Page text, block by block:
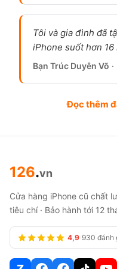
trọng. Cảm biến
bản tiêu chuẩn
Không nên mua nếu
ngày nặng, hoặc
tính năng Apple
kiểm tra đầu tiên.
Người dùng lâu
Pro ở điểm nào?
Cụm ba camera kèm
điểm được khen
Tôi và gia đình đã
iPhone suốt hơn 16
Bạn Trúc Duyên Võ
Đọc thêm
126.vn
Cửa hàng iPhone cũ chất
tiêu chí · Bảo hành tới 12
4,9 930 đánh